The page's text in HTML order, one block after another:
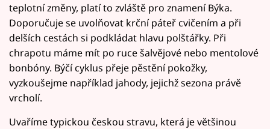
teplotní změny, platí to zvláště pro znamení Býka.
Doporučuje se uvolňovat krční páteř cvičením a při
delších cestách si podkládat hlavu polštářky. Při
chrapotu máme mít po ruce šalvějové nebo mentolové
bonbóny. Býčí cyklus přeje pěstění pokožky,
vyzkoušejme například jahody, jejichž sezona právě
vrcholí.
Uvaříme typickou českou stravu, která je většinou